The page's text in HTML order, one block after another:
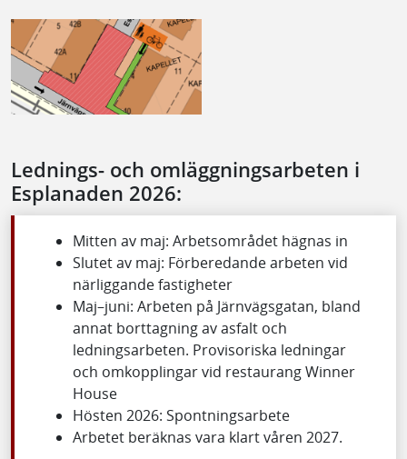
Lednings- och omläggningsarbeten i
Esplanaden 2026:
Mitten av maj: Arbetsområdet hägnas in
Slutet av maj: Förberedande arbeten vid
närliggande fastigheter
Maj–juni: Arbeten på Järnvägsgatan, bland
annat borttagning av asfalt och
ledningsarbeten. Provisoriska ledningar
och omkopplingar vid restaurang Winner
House
Hösten 2026: Spontningsarbete
Arbetet beräknas vara klart våren 2027.